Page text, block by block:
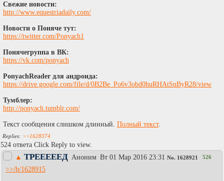
Свежие новости:
http://www.equestriadaily.com/
Новости о Поняче тут:
https://twitter.com/Ponyach1
Понячегруппа в ВК:
https://vk.com/ponyach
PonyachReader для андроида:
https://drive.google.com/file/d/0B2Be_Po6v3obd0huRHAtSnByR28/view
Тумблер:
http://ponyach.tumblr.com/
Текст сообщения слишком длинный. Полный текст.
>>1628374
524 ответа Click Reply to view.
▲ ТРЕЕЕЕЕД Аноним Вт 01 Мар 2016 23:31 No. 1628921 526
>>/b/1628915